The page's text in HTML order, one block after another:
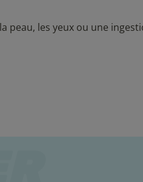
peau, les yeux ou une